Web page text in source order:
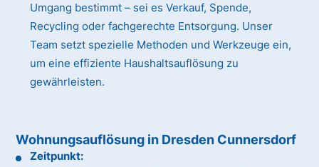
Umgang bestimmt – sei es Verkauf, Spende,
Recycling oder fachgerechte Entsorgung. Unser
Team setzt spezielle Methoden und Werkzeuge ein,
um eine effiziente Haushaltsauflösung zu
gewährleisten.
Wohnungsauflösung in Dresden Cunnersdorf
Zeitpunkt: